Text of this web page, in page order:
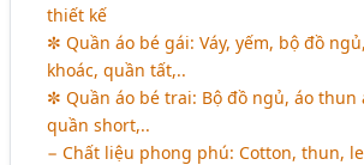
thiết kế
✼ Quần áo bé gái: Váy, yếm, bộ đồ
khoác, quần tất,..
✼ Quần áo bé trai: Bộ đồ ngủ, áo thun
quần short,..
− Chất liệu phong phú: Cotton, thun,